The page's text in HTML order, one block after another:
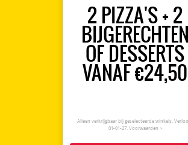
2 PIZZA'S + 2
BIJGERECHTEN
OF DESSERTS
VANAF €24,50
Alleen verkrijgbaar bij geselecteerde winkels.
01-01-27. Voorwaarden >